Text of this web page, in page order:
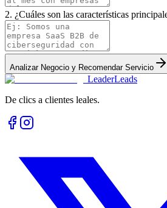
2. ¿Cuáles son las características
Analizar Negocio y Recomendar Servicio
LeaderLeads
De clics a clientes leales.